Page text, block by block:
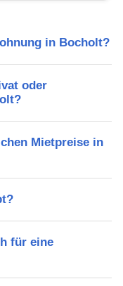
in Bocholt?
oder
Mietpreise in
für eine